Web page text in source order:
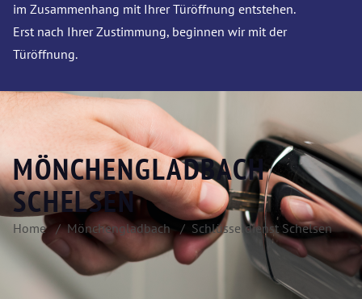
im Zusammenhang mit Ihrer Türöffnung entstehen.
Erst nach Ihrer Zustimmung, beginnen wir mit der
Türöffnung.
MÖNCHENGLADBACH
SCHELSEN
Home Mönchengladbach Schlüsseldienst Schelsen